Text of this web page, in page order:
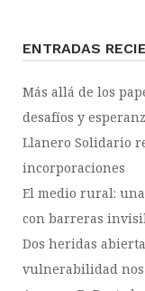
ENTRADAS
Más allá de los
desafíos y
Llanero Solidario
incorporaciones
El medio rural:
con barreras
Dos heridas
vulnerabilidad